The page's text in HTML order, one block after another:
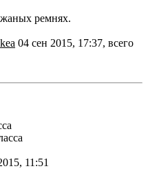
ремнях.
kea 04 сен 2015, 17:37, всего
11:51